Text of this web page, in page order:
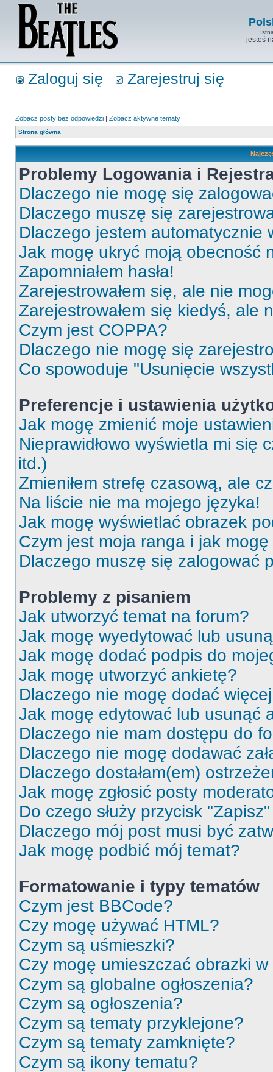
jesteś
Zaloguj się Zarejestruj się
Zobacz posty bez odpowiedzi | Zobacz aktywne tematy
Strona główna
Problemy Logowania i
Dlaczego nie mogę się
Dlaczego muszę się
Dlaczego jestem automatycznie
Jak mogę ukryć moją obecność
Zapomniałem hasła!
Zarejestrowałem się, ale nie
Zarejestrowałem się kiedyś, ale
Czym jest COPPA?
Dlaczego nie mogę się
Co spowoduje "Usunięcie
Preferencje i ustawienia
Jak mogę zmienić moje
Nieprawidłowo wyświetla mi się
itd.)
Zmieniłem strefę czasową, ale
Na liście nie ma mojego języka!
Jak mogę wyświetlać obrazek
Czym jest moja ranga i jak
Dlaczego muszę się zalogować
Problemy z pisaniem
Jak utworzyć temat na forum?
Jak mogę wyedytować lub
Jak mogę dodać podpis do
Jak mogę utworzyć ankietę?
Dlaczego nie mogę dodać
Jak mogę edytować lub usunąć
Dlaczego nie mam dostępu do
Dlaczego nie mogę dodawać
Dlaczego dostałam(em)
Jak mogę zgłosić posty
Do czego służy przycisk
Dlaczego mój post musi być
Jak mogę podbić mój temat?
Formatowanie i typy tematów
Czym jest BBCode?
Czy mogę używać HTML?
Czym są uśmieszki?
Czy mogę umieszczać obrazki
Czym są globalne ogłoszenia?
Czym są ogłoszenia?
Czym są tematy przyklejone?
Czym są tematy zamknięte?
Czym są ikony tematu?